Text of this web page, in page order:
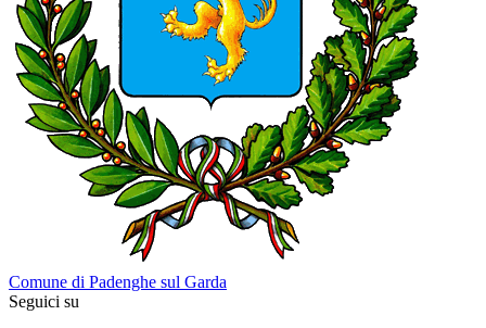
Comune di Padenghe sul Garda
Seguici su